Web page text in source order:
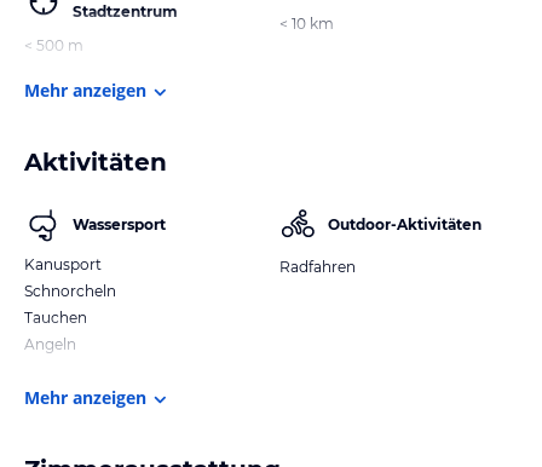
Stadtzentrum
< 500 m
< 10 km
Mehr anzeigen
Aktivitäten
Wassersport
Kanusport
Schnorcheln
Tauchen
Angeln
Outdoor-Aktivitäten
Radfahren
Mehr anzeigen